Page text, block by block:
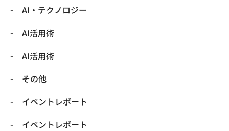
​AI・テクノロジー
​AI活用術
​AI活用術
​その他
​イベントレポート
​イベントレポート